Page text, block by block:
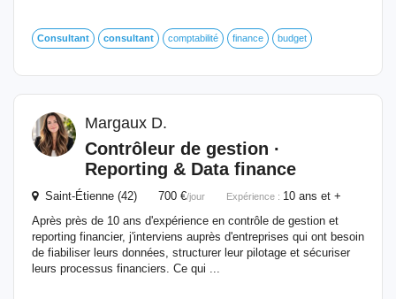
Consultant consultant comptabilité finance budget
Margaux D.
Contrôleur de gestion ·
Reporting & Data finance
Saint-Étienne (42) 700 €/jour Expérience : 10 ans et +
Après près de 10 ans d'expérience en contrôle de gestion et
reporting financier, j'interviens auprès d'entreprises qui ont besoin
de fiabiliser leurs données, structurer leur pilotage et sécuriser
leurs processus financiers. Ce qui ...